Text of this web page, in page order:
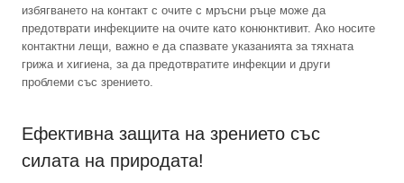
избягването на контакт с очите с мръсни ръце може да
предотврати инфекциите на очите като конюнктивит. Ако носите
контактни лещи, важно е да спазвате указанията за тяхната
грижа и хигиена, за да предотвратите инфекции и други
проблеми със зрението.
Ефективна защита на зрението със
силата на природата!